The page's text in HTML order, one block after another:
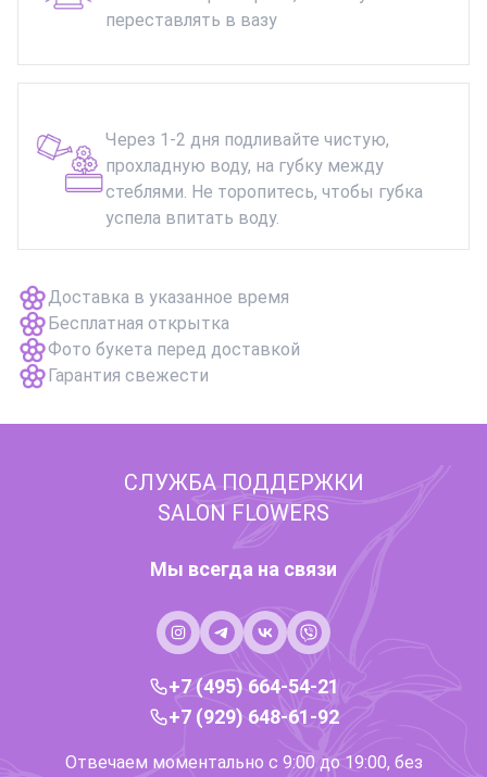
переставлять в вазу
Через 1-2 дня подливайте чистую,
прохладную воду, на губку между
стеблями. Не торопитесь, чтобы губка
успела впитать воду.
Доставка в указанное время
Бесплатная открытка
Фото букета перед доставкой
Гарантия свежести
СЛУЖБА ПОДДЕРЖКИ
SALON FLOWERS
Мы всегда на связи
+7 (495) 664-54-21
+7 (929) 648-61-92
Отвечаем моментально с 9:00 до 19:00, без